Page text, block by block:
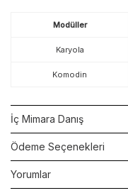
Modüller
Karyola
Komodin
İç Mimara Danış
Ödeme Seçenekleri
Yorumlar